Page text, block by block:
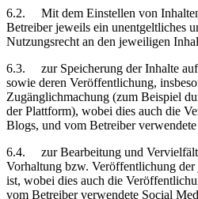
6.2.
Mit dem Einstellen von
Betreiber jeweils ein unentgeltliches
Nutzungsrecht an den jeweiligen
6.3.
zur Speicherung der Inhalte
sowie deren Veröffentlichung,
Zugänglichmachung (zum Beispiel
der Plattform), wobei dies auch die
Blogs, und vom Betreiber verwendete
6.4.
zur Bearbeitung und
Vorhaltung bzw. Veröffentlichung
ist, wobei dies auch die
vom Betreiber verwendete Social